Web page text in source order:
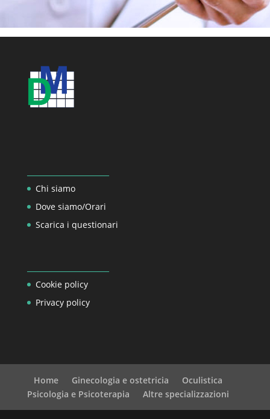
Chi siamo
Dove siamo/Orari
Scarica i questionari
Cookie policy
Privacy policy
Home Ginecologia e ostetricia
Oculistica
Psicologia e Psicoterapia
Altre specializzazioni